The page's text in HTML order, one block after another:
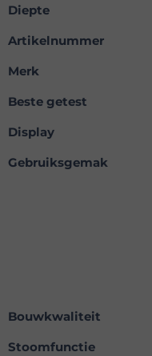
Diepte
Artikelnummer
Merk
Beste getest
Display
Gebruiksgemak
Bouwkwaliteit
Stoomfunctie